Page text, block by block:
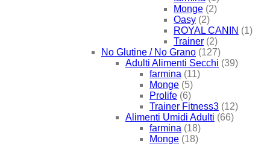
Monge (2)
Oasy (2)
ROYAL CANIN (1)
Trainer (2)
No Glutine / No Grano (127)
Adulti Alimenti Secchi (39)
farmina (11)
Monge (5)
Prolife (6)
Trainer Fitness3 (12)
Alimenti Umidi Adulti (66)
farmina (18)
Monge (18)